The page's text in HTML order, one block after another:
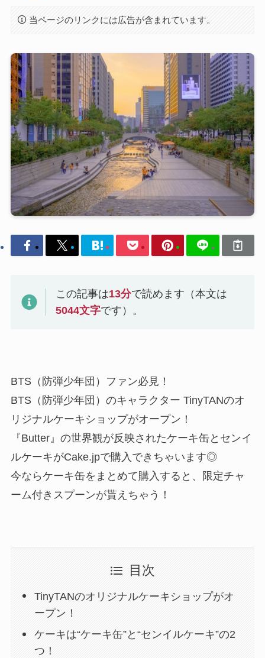
当ページのリンクには広告が含まれています。
この記事は13分で読めます（本文は
5044文字です）。
BTS（防弾少年団）ファン必見！
BTS（防弾少年団）のキャラクター TinyTANのオ
リジナルケーキショップがオープン！
『Butter』の世界観が反映されたケーキ缶とセンイ
ルケーキがCake.jpで購入できちゃいます◎
今ならケーキ缶をまとめて購入すると、限定チャ
ーム付きスプーンが貰えちゃう！
目次
TinyTANのオリジナルケーキショップがオ
ープン！
ケーキは“ケーキ缶”と“センイルケーキ”の2
つ！